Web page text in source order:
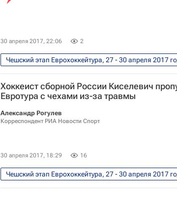
30 апреля 2017, 22:06 2
Чешский этап Еврохоккейтура, 27 - 30 апреля 2017
Еврохоккейтур
Чехия
Сборная России
Иван Проворов
Никита Гусев
Хоккеист сборной России Киселевич
Евротура с чехами из-за травмы
Александр Рогулев
Корреспондент РИА Новости Спорт
30 апреля 2017, 18:29 16
Чешский этап Еврохоккейтура, 27 - 30 апреля 2017
Еврохоккейтур
Чехия ЦСКА